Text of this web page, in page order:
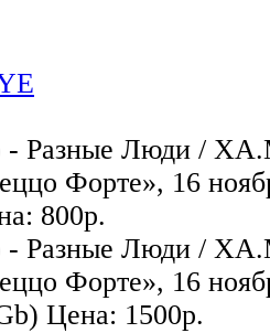
- Разные Люди /
Форте», 16
800р.
- Разные Люди /
Форте», 16
Цена: 1500р.